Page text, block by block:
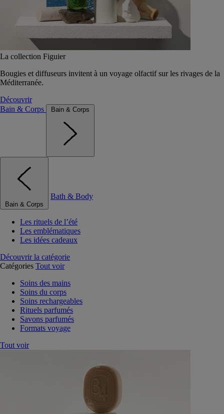
La collection Figuier
Bougies et diffuseurs invitent à un voyage olfactif sur les rivages de la
Méditerranée.
Découvrir
Bain & Corps
Bain & Corps
Bain & Corps
Bath & Body
Les rituels de l’été
Les emblématiques
Les idées cadeaux
Découvrir la catégorie
Catégories Tout voir
Soins des mains
Soins du corps
Soins rechargeables
Rituels parfumés
Savons parfumés
Formats voyage
Tout voir